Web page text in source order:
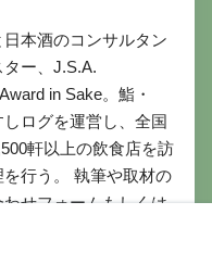
本酒のコンサルタン
ター、J.S.A.
in Sake。鮨・
ログを運営し、全国
軒以上の飲食店を訪
行う。 執筆や取材の
せフォームもしくは
します。